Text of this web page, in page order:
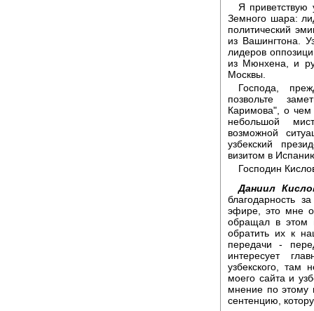
Я приветствую
Земного шара:
политический
из Вашингтона.
лидеров
из Мюнхена, и
Москвы.
Господа,
позвольте
Каримова", о
небольшой
возможной
узбекский
визитом в
Господин
Даниил
благодарность
эфире, это мне
обращал в этом
обратить их к
передачи -
интересует
узбекского, там
моего сайта и
мнение по этому
сентенцию,